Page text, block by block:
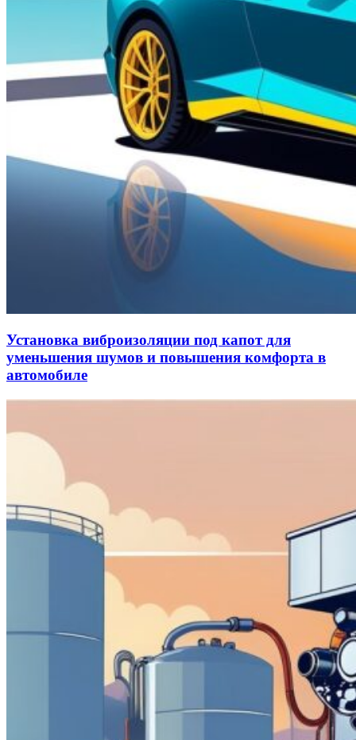
Установка виброизоляции под капот для
уменьшения шумов и повышения комфорта в
автомобиле